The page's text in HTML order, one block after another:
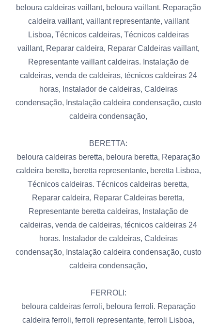
beloura caldeiras vaillant, beloura vaillant. Reparação
caldeira vaillant, vaillant representante, vaillant
Lisboa, Técnicos caldeiras, Técnicos caldeiras
vaillant, Reparar caldeira, Reparar Caldeiras vaillant,
Representante vaillant caldeiras. Instalação de
caldeiras, venda de caldeiras, técnicos caldeiras 24
horas, Instalador de caldeiras, Caldeiras
condensação, Instalação caldeira condensação, custo
caldeira condensação,
BERETTA:
beloura caldeiras beretta, beloura beretta, Reparação
caldeira beretta, beretta representante, beretta Lisboa,
Técnicos caldeiras. Técnicos caldeiras beretta,
Reparar caldeira, Reparar Caldeiras beretta,
Representante beretta caldeiras, Instalação de
caldeiras, venda de caldeiras, técnicos caldeiras 24
horas. Instalador de caldeiras, Caldeiras
condensação, Instalação caldeira condensação, custo
caldeira condensação,
FERROLI:
beloura caldeiras ferroli, beloura ferroli. Reparação
caldeira ferroli, ferroli representante, ferroli Lisboa,